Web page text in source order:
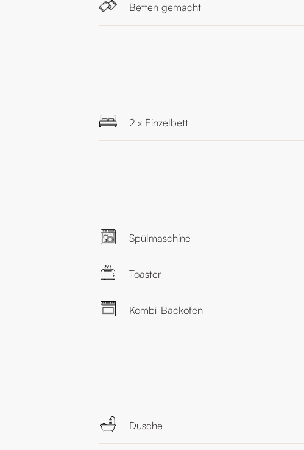
Betten gemacht
2 x Einzelbett
Spülmaschine
Toaster
Kombi-Backofen
Dusche